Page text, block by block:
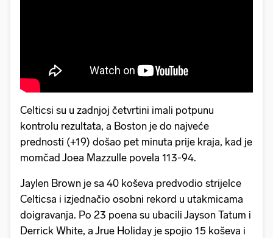
Celticsi su u zadnjoj četvrtini imali potpunu
kontrolu rezultata, a Boston je do najveće
prednosti (+19) došao pet minuta prije kraja, kad je
momčad Joea Mazzulle povela 113-94.
Jaylen Brown je sa 40 koševa predvodio strijelce
Celticsa i izjednačio osobni rekord u utakmicama
doigravanja. Po 23 poena su ubacili Jayson Tatum i
Derrick White, a Jrue Holiday je spojio 15 koševa i